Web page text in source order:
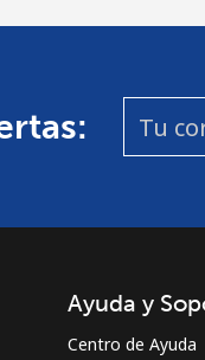
Ayuda y
Centro de Ayuda